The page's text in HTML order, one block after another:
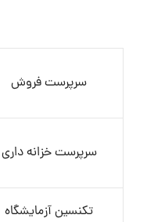
سرپرست فروش
سرپرست خزانه داری
تکنسین آزمایشگاه